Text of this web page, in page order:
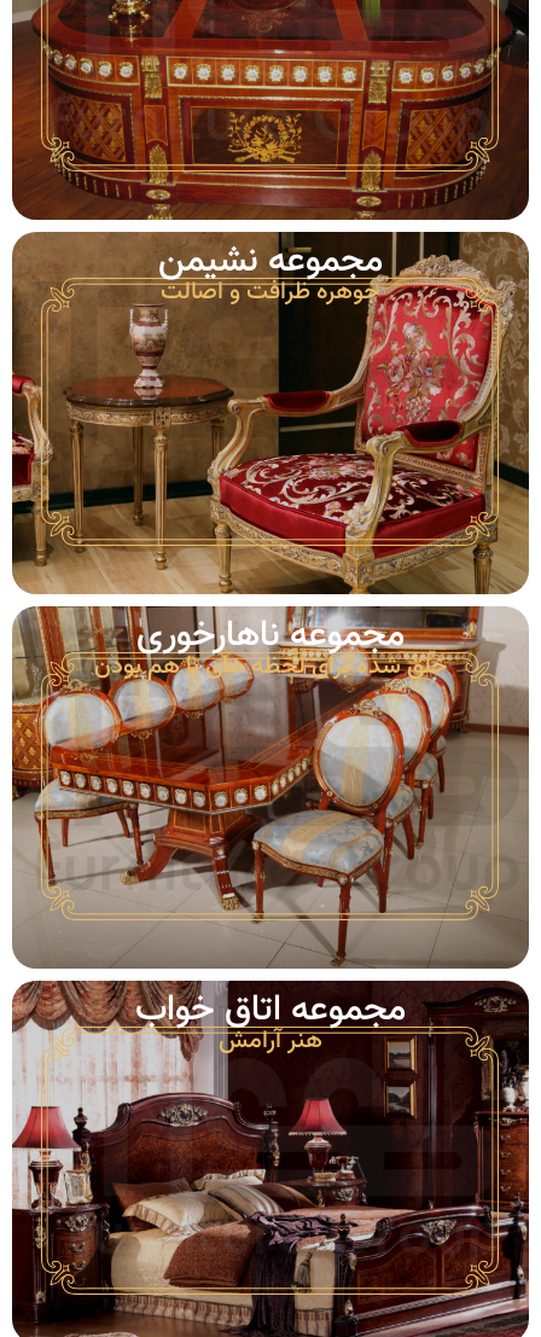
مجموعه‌ نشیمن
جوهره‌ ظرافت و اصالت
مجموعه‌ ناهارخوری
خلق شده برای لحظه های با هم بودن
مجموعه‌ اتاق ‌خواب
هنر آرامش